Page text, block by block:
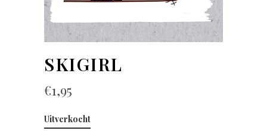
SKIGIRL
€1,95
Uitverkocht